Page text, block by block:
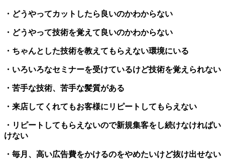
・どうやってカットしたら良いのかわからない
・どうやって技術を覚えて良いのかわからない
・ちゃんとした技術を教えてもらえない環境にいる
・いろいろなセミナーを受けているけど技術を覚えられない
・苦手な技術、苦手な髪質がある
・来店してくれてもお客様にリピートしてもらえない
・リピートしてもらえないので新規集客をし続けなければい
けない
・毎月、高い広告費をかけるのをやめたいけど抜け出せない